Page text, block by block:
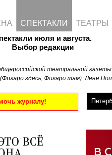
театральной
здесь, Фигаро там). Лене
июля и августа.
Выбор редакции
журналу!
СПЕКТАКЛИ ТЕАТРЫ